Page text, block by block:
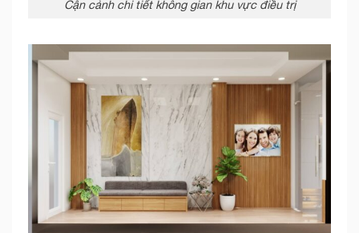
Cận cảnh chi tiết không gian khu vực điều trị